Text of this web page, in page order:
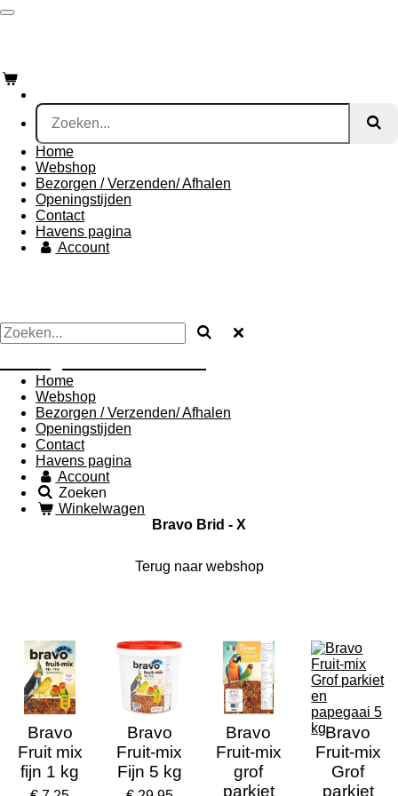
Ga
hoofdinhoud
Home
Webshop
Bezorgen / Verzenden/ Afhalen
Openingstijden
Contact
Havens pagina
Account
Home
Webshop
Bezorgen / Verzenden/ Afhalen
Openingstijden
Contact
Havens pagina
Account
Zoeken
Winkelwagen
Bravo Brid - X
Terug naar webshop
Bravo
Fruit mix
fijn 1 kg
Bravo
Fruit-mix
Fijn 5 kg
Bravo
Fruit-mix
grof
parkiet
Bravo
Fruit-mix
Grof
parkiet